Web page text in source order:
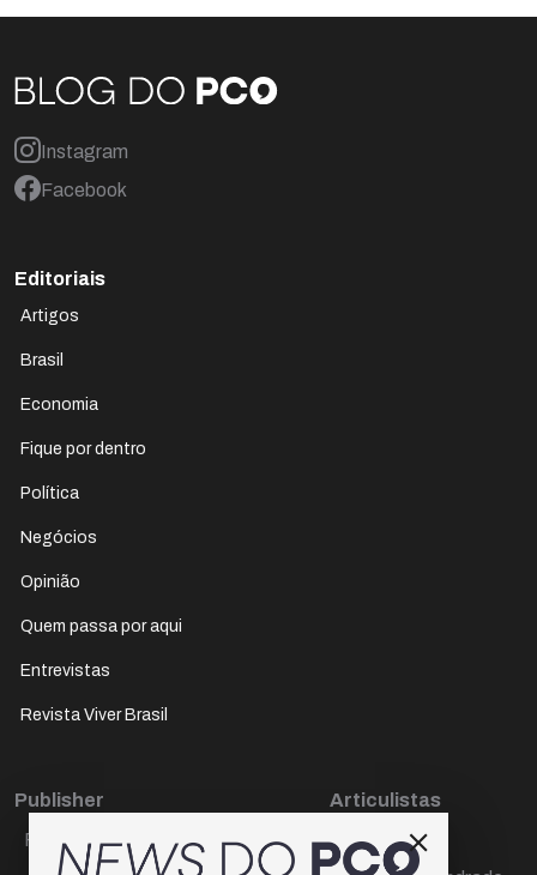
Instagram
Facebook
Editoriais
Artigos
Brasil
Economia
Fique por dentro
Política
Negócios
Opinião
Quem passa por aqui
Entrevistas
Revista Viver Brasil
Publisher
Paulo Cesar de Oliveira
Articulistas
Décio Freire